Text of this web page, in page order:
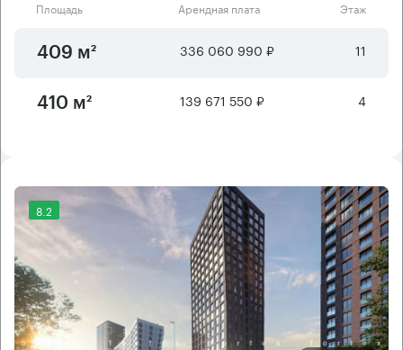
Площадь Арендная плата Этаж
409 м² 336 060 990 ₽ 11
410 м² 139 671 550 ₽ 4
8.2